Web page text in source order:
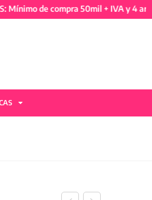
de compra 50mil + IVA y 4